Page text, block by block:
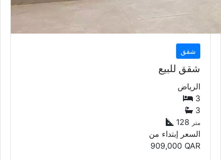
شقق
شقق للبيع
الرياض
3
3
128 متر
السعر إبتداء من
909,000 QAR